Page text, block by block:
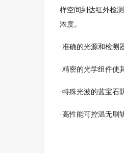
样空间到达红外检
浓度。
·准确的光源和检测
·精密的光学组件使
·特殊光波的蓝宝石
·高性能可控温无刷